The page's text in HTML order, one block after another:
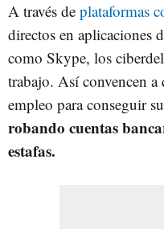
A través de plataformas
directos en aplicaciones
como Skype, los
trabajo. Así convencen
empleo para conseguir
robando cuentas
estafas.